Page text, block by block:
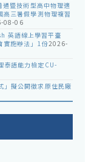
暨技術型高中物理適
三暑假學測物理複習
08-06
英語線上學習平臺
實施辦法」1份2026-
泰語能力檢定CU-
」擬公開徵求原住民廠